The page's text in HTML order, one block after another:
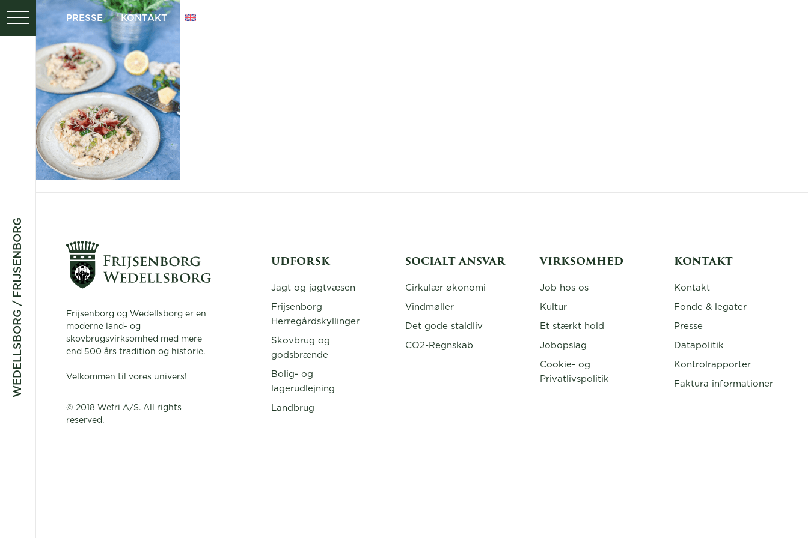
WEDELLSBORG / FRIJSENBORG
PRESSE KONTAKT
Frijsenborg og Wedellsborg er en
moderne land- og
skovbrugsvirksomhed med mere
end 500 års tradition og historie.
Velkommen til vores univers!
© 2018 Wefri A/S. All rights
reserved.
UDFORSK
Jagt og jagtvæsen
Frijsenborg
Herregårdskyllinger
Skovbrug og
godsbrænde
Bolig- og
lagerudlejning
Landbrug
SOCIALT ANSVAR
Cirkulær økonomi
Vindmøller
Det gode staldliv
CO2-Regnskab
VIRKSOMHED
Job hos os
Kultur
Et stærkt hold
Jobopslag
Cookie- og
Privatlivspolitik
KONTAKT
Kontakt
Fonde & legater
Presse
Datapolitik
Kontrolrapporter
Faktura informationer